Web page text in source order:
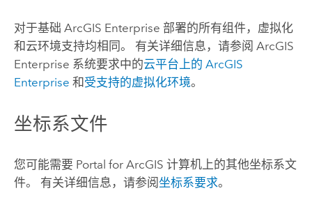
对于基础 ArcGIS Enterprise 部署的所有组件，虚拟化
和云环境支持均相同。 有关详细信息，请参阅 ArcGIS
Enterprise 系统要求中的云平台上的 ArcGIS
Enterprise 和 受支持的虚拟化环境。
坐标系文件
您可能需要 Portal for ArcGIS 计算机上的其他坐标系文
件。 有关详细信息，请参阅坐标系要求。